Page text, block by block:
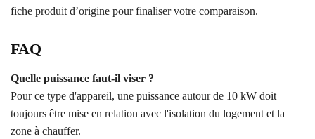
fiche produit d’origine pour finaliser votre comparaison.
FAQ
Quelle puissance faut-il viser ?
Pour ce type d'appareil, une puissance autour de 10 kW doit
toujours être mise en relation avec l'isolation du logement et la
zone à chauffer.